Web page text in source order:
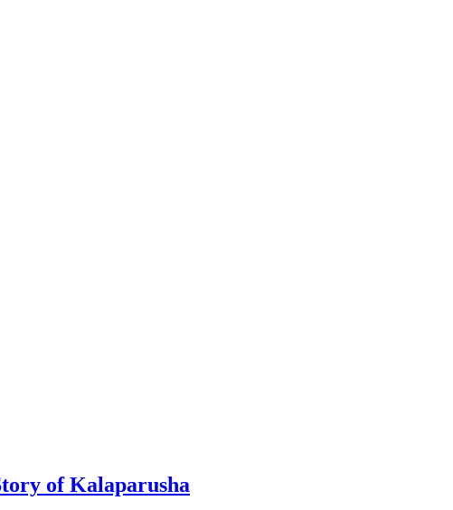
of Kalaparusha